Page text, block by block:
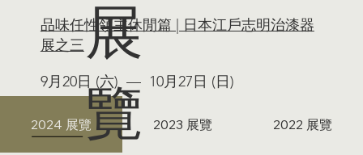
2024 展覽 2023 展覽 2022 展覽
品味任性領主休閒篇 | 日本江戶志明治漆器
展之三
9月20日 (六) — 10月27日 (日)
展
覽